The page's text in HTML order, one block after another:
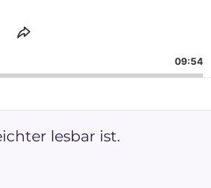
Share
Episode
09:54
lesbar ist.